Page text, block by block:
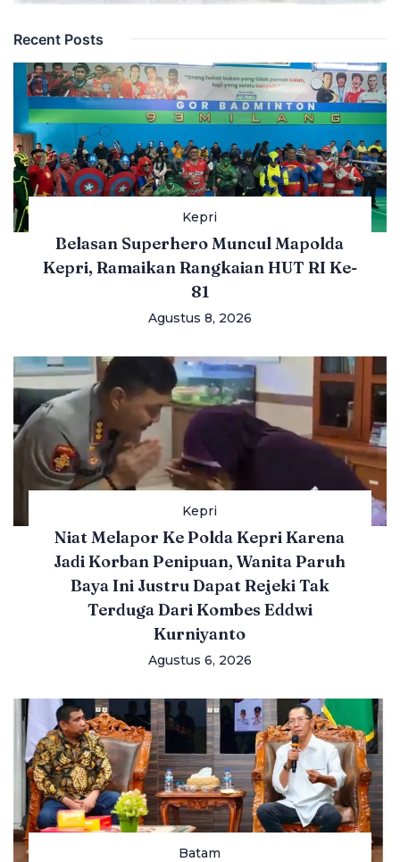
Recent Posts
Kepri
Belasan Superhero Muncul Mapolda
Kepri, Ramaikan Rangkaian HUT RI Ke-
81
Agustus 8, 2026
Kepri
Niat Melapor Ke Polda Kepri Karena
Jadi Korban Penipuan, Wanita Paruh
Baya Ini Justru Dapat Rejeki Tak
Terduga Dari Kombes Eddwi
Kurniyanto
Agustus 6, 2026
Batam